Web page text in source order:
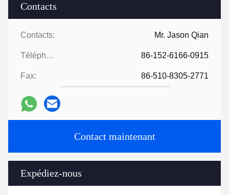
Contacts
Contacts: Mr. Jason Qian
Téléphone: 86-152-6166-0915
Fax: 86-510-8305-2771
Contact maintenant
Expédiez-nous